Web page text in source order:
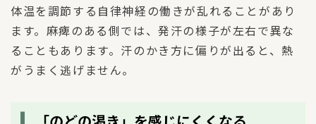
体温を調節する自律神経の働きが乱れることがあり
ます。麻痺のある側では、発汗の様子が左右で異な
ることもあります。汗のかき方に偏りが出ると、熱
がうまく逃げません。